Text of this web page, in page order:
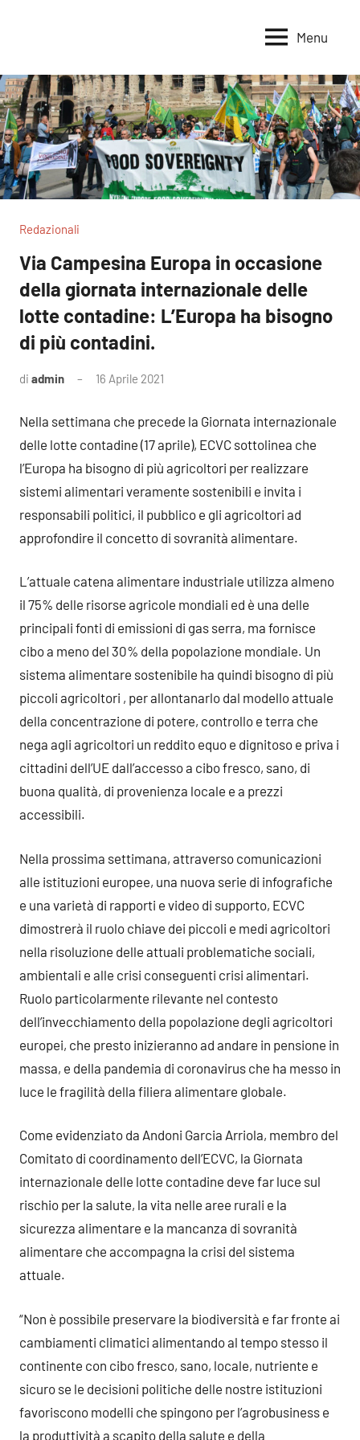
per
la
Terra
per
la
Sovranità
Alimentare
Menu
Redazionali
Via Campesina Europa in occasione
della giornata internazionale delle
lotte contadine: L’Europa ha bisogno
di più contadini.
di admin 16 Aprile 2021
Nella settimana che precede la Giornata internazionale
delle lotte contadine (17 aprile), ECVC sottolinea che
l’Europa ha bisogno di più agricoltori per realizzare
sistemi alimentari veramente sostenibili e invita i
responsabili politici, il pubblico e gli agricoltori ad
approfondire il concetto di sovranità alimentare.
L’attuale catena alimentare industriale utilizza almeno
il 75% delle risorse agricole mondiali ed è una delle
principali fonti di emissioni di gas serra, ma fornisce
cibo a meno del 30% della popolazione mondiale. Un
sistema alimentare sostenibile ha quindi bisogno di più
piccoli agricoltori , per allontanarlo dal modello attuale
della concentrazione di potere, controllo e terra che
nega agli agricoltori un reddito equo e dignitoso e priva i
cittadini dell’UE dall’accesso a cibo fresco, sano, di
buona qualità, di provenienza locale e a prezzi
accessibili.
Nella prossima settimana, attraverso comunicazioni
alle istituzioni europee, una nuova serie di infografiche
e una varietà di rapporti e video di supporto, ECVC
dimostrerà il ruolo chiave dei piccoli e medi agricoltori
nella risoluzione delle attuali problematiche sociali,
ambientali e alle crisi conseguenti crisi alimentari.
Ruolo particolarmente rilevante nel contesto
dell’invecchiamento della popolazione degli agricoltori
europei, che presto inizieranno ad andare in pensione in
massa, e della pandemia di coronavirus che ha messo in
luce le fragilità della filiera alimentare globale.
Come evidenziato da Andoni Garcia Arriola, membro del
Comitato di coordinamento dell’ECVC, la Giornata
internazionale delle lotte contadine deve far luce sul
rischio per la salute, la vita nelle aree rurali e la
sicurezza alimentare e la mancanza di sovranità
alimentare che accompagna la crisi del sistema
attuale.
“Non è possibile preservare la biodiversità e far fronte ai
cambiamenti climatici alimentando al tempo stesso il
continente con cibo fresco, sano, locale, nutriente e
sicuro se le decisioni politiche delle nostre istituzioni
favoriscono modelli che spingono per l’agrobusiness e
la produttività a scapito della salute e della